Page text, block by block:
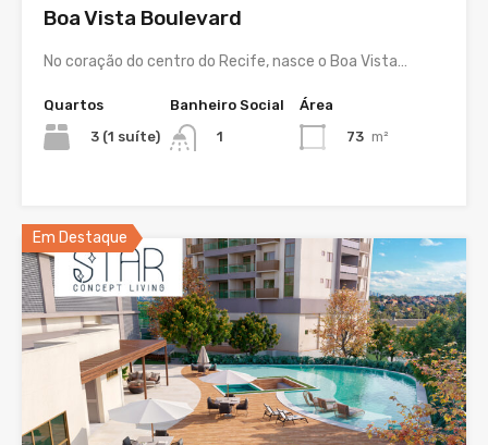
Boa Vista Boulevard
No coração do centro do Recife, nasce o Boa Vista…
Quartos
3 (1 suíte)
Banheiro Social
1
Área
73 m²
Em Destaque